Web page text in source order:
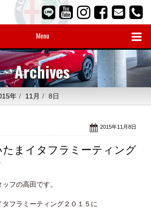
Menu
Archives
年 11月 8日
2015年11月8日
たまイタフラミーティング
フの高田です。
フラミーティング２０１５に